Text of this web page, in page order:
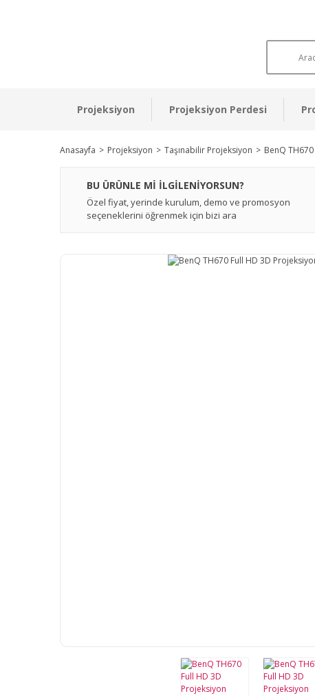
Projeksiyon Projeksiyon Perdesi
Anasayfa Projeksiyon Taşınabilir Projeksiyon BenQ
BU ÜRÜNLE Mİ İLGİLENİYORSUN?
Özel fiyat, yerinde kurulum, demo ve promosyon
seçeneklerini öğrenmek için bizi ara